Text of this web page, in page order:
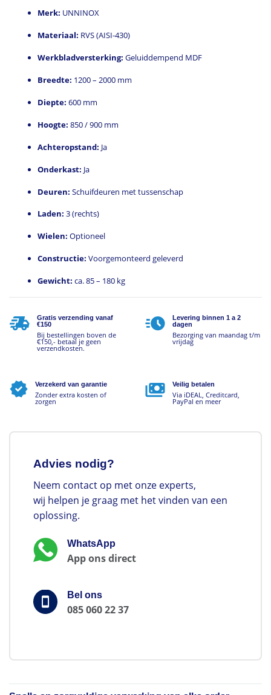
Merk: UNNINOX
Materiaal: RVS (AISI-430)
Werkbladversterking: Geluiddempend MDF
Breedte: 1200 – 2000 mm
Diepte: 600 mm
Hoogte: 850 / 900 mm
Achteropstand: Ja
Onderkast: Ja
Deuren: Schuifdeuren met tussenschap
Laden: 3 (rechts)
Wielen: Optioneel
Constructie: Voorgemonteerd geleverd
Gewicht: ca. 85 – 180 kg
Gratis verzending vanaf
€150
Bij bestellingen boven de
€150,- betaal je geen
verzendkosten.
Levering binnen 1 a 2
dagen
Bezorging van maandag t/m
vrijdag
Verzekerd van garantie
Zonder extra kosten of
zorgen
Veilig betalen
Via iDEAL, Creditcard,
PayPal en meer
Advies nodig?
Neem contact op met onze experts,
wij helpen je graag met het vinden van een
oplossing.
WhatsApp
App ons direct
Bel ons
085 060 22 37